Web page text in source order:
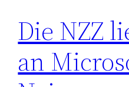
Die NZZ
an